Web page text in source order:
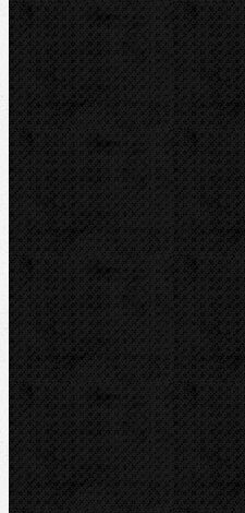
Elektrické
Ohýbačky a ohýbací sady
Ohýbací segmenty CBC
Ohýbací segmenty REMS
Hydraulické
Elektro-hydraulické
Strojní
Dělení trubek